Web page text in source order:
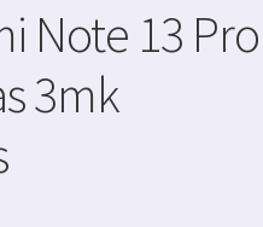
Note 13 Pro
3mk